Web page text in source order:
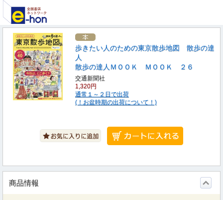
歩きたい人のための東京散歩地図 散歩の達
人
散歩の達人ＭＯＯＫ ＭＯＯＫ ２６
交通新聞社
1,320円
通常１～２日で出荷
(！お盆時期の出荷について！)
商品情報